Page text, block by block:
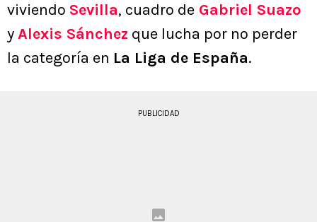
viviendo Sevilla, cuadro de Gabriel Suazo
yAlexis Sánchez que lucha por no perder
la categoría en La Liga de España.
PUBLICIDAD